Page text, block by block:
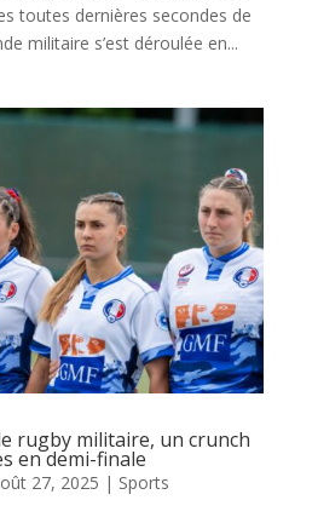
toutes dernières secondes de
militaire s’est déroulée en...
rugby militaire, un crunch
en demi-finale
27, 2025 | Sports